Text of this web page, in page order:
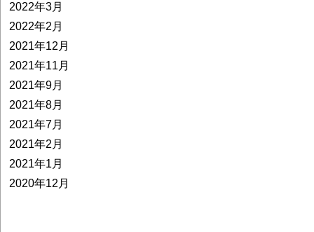
2022年3月
2022年2月
2021年12月
2021年11月
2021年9月
2021年8月
2021年7月
2021年2月
2021年1月
2020年12月